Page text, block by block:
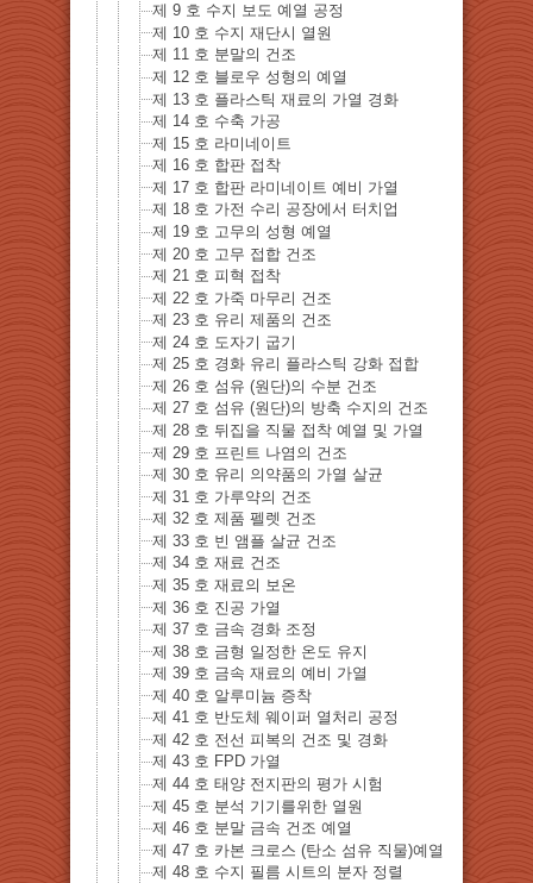
제 9 호 수지 보도 예열 공정
제 10 호 수지 재단시 열원
제 11 호 분말의 건조
제 12 호 블로우 성형의 예열
제 13 호 플라스틱 재료의 가열 경화
제 14 호 수축 가공
제 15 호 라미네이트
제 16 호 합판 접착
제 17 호 합판 라미네이트 예비 가열
제 18 호 가전 수리 공장에서 터치업
제 19 호 고무의 성형 예열
제 20 호 고무 접합 건조
제 21 호 피혁 접착
제 22 호 가죽 마무리 건조
제 23 호 유리 제품의 건조
제 24 호 도자기 굽기
제 25 호 경화 유리 플라스틱 강화 접합
제 26 호 섬유 (원단)의 수분 건조
제 27 호 섬유 (원단)의 방축 수지의 건조
제 28 호 뒤집을 직물 접착 예열 및 가열
제 29 호 프린트 나염의 건조
제 30 호 유리 의약품의 가열 살균
제 31 호 가루약의 건조
제 32 호 제품 펠렛 건조
제 33 호 빈 앰플 살균 건조
제 34 호 재료 건조
제 35 호 재료의 보온
제 36 호 진공 가열
제 37 호 금속 경화 조정
제 38 호 금형 일정한 온도 유지
제 39 호 금속 재료의 예비 가열
제 40 호 알루미늄 증착
제 41 호 반도체 웨이퍼 열처리 공정
제 42 호 전선 피복의 건조 및 경화
제 43 호 FPD 가열
제 44 호 태양 전지판의 평가 시험
제 45 호 분석 기기를위한 열원
제 46 호 분말 금속 건조 예열
제 47 호 카본 크로스 (탄소 섬유 직물)예열 연화
제 48 호 수지 필름 시트의 분자 정렬